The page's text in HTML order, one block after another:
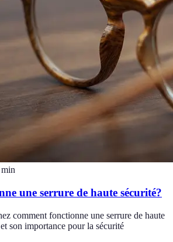
min
une serrure de haute sécurité?
comment fonctionne une serrure de haute
son importance pour la sécurité